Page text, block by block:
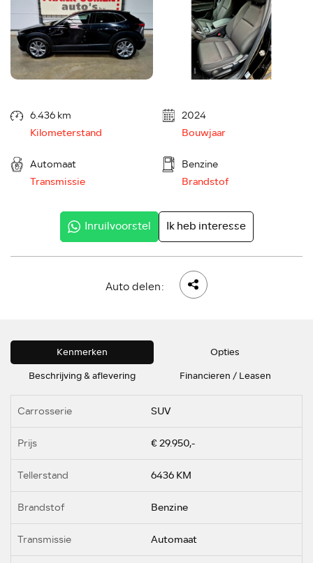
6.436 km
Kilometerstand
2024
Bouwjaar
Automaat
Transmissie
Benzine
Brandstof
Inruilvoorstel Ik heb interesse
Auto delen:
Kenmerken
Opties
Beschrijving & aflevering
Financieren / Leasen
Carrosserie SUV
Prijs € 29.950,-
Tellerstand 6436 KM
Brandstof Benzine
Transmissie Automaat